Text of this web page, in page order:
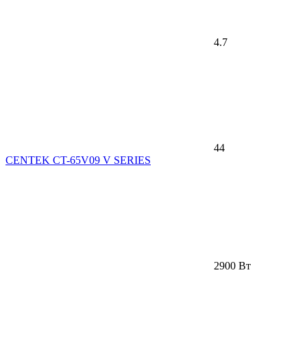
4.7
44
CENTEK CT-65V09 V SERIES
2900 Вт